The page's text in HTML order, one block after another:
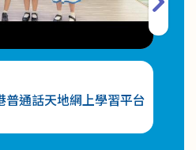
文章九
第二期幼兒K-POP 舞班
普通話天地網上學習平台